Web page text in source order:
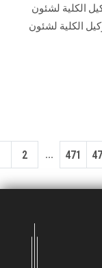
الكلية لشئون
الكلية لشئون
2 ... 471